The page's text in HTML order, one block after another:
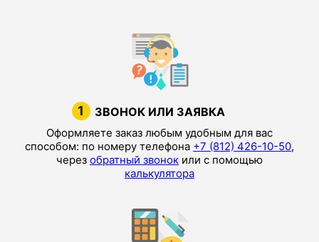
1 ЗВОНОК ИЛИ ЗАЯВКА
Оформляете заказ любым удобным для вас
способом: по номеру телефона +7 (812) 426-10-50,
через обратный звонок или с помощью
калькулятора